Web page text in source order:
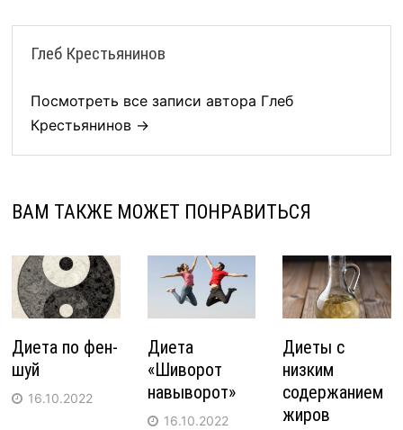
Глеб Крестьянинов
Посмотреть все записи автора Глеб
Крестьянинов →
ВАМ ТАКЖЕ МОЖЕТ ПОНРАВИТЬСЯ
Диета по фен-
шуй
16.10.2022
Диета
«Шиворот
навыворот»
16.10.2022
Диеты с
низким
содержанием
жиров